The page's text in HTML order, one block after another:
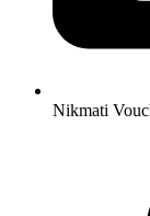
Nikmati